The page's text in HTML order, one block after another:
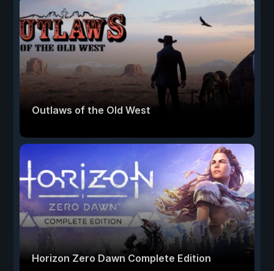
Outlaws of the Old West
Horizon Zero Dawn Complete Edition